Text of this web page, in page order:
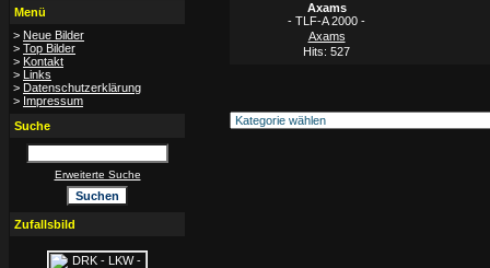
Menü
> Neue Bilder
> Top Bilder
> Kontakt
> Links
> Datenschutzerklärung
> Impressum
Suche
Erweiterte Suche
Zufallsbild
Axams
- TLF-A 2000 -
Axams
Hits: 527